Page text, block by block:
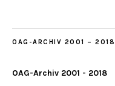
OAG-ARCHIV 2001 – 2018
OAG-Archiv 2001 - 2018